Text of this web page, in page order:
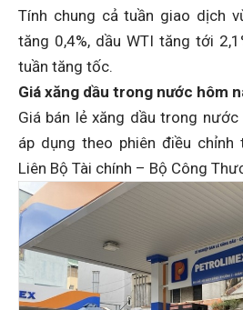
Tính chung cả tuần giao dịch
tăng 0,4%, dầu WTI tăng tới
tuần tăng tốc.
Giá xăng dầu trong nước hôm
Giá bán lẻ xăng dầu trong
áp dụng theo phiên điều
Liên Bộ Tài chính – Bộ Công